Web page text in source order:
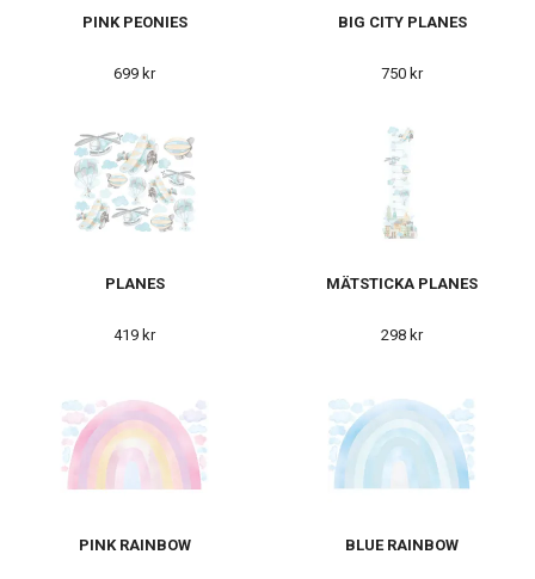
PINK PEONIES
699 kr
BIG CITY PLANES
750 kr
PLANES
419 kr
MÄTSTICKA PLANES
298 kr
PINK RAINBOW BLUE RAINBOW